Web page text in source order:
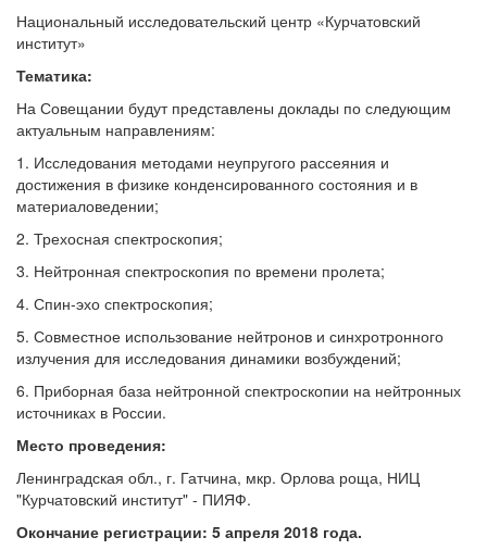
Национальный исследовательский центр «Курчатовский
институт»
Тематика:
На Совещании будут представлены доклады по следующим
актуальным направлениям:
1. Исследования методами неупругого рассеяния и
достижения в физике конденсированного состояния и в
материаловедении;
2. Трехосная спектроскопия;
3. Нейтронная спектроскопия по времени пролета;
4. Спин-эхо спектроскопия;
5. Совместное использование нейтронов и синхротронного
излучения для исследования динамики возбуждений;
6. Приборная база нейтронной спектроскопии на нейтронных
источниках в России.
Место проведения:
Ленинградская обл., г. Гатчина, мкр. Орлова роща, НИЦ
"Курчатовский институт" - ПИЯФ.
Окончание регистрации: 5 апреля 2018 года.